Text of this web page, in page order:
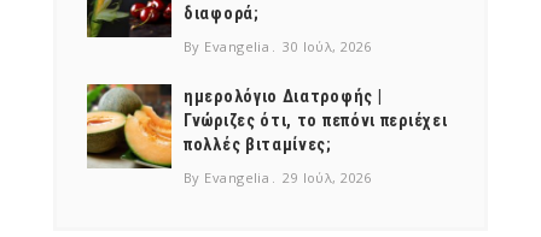
διαφορά;
By Evangelia 30 Ιούλ, 2026
ημερολόγιο Διατροφής |
Γνώριζες ότι, το πεπόνι περιέχει
πολλές βιταμίνες;
By Evangelia 29 Ιούλ, 2026
NEWSLETTER
mel
y updates
fro
m